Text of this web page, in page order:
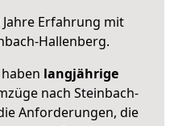
Erfahrung mit
Hallenberg.
langjährige
nach Steinbach-
Anforderungen, die